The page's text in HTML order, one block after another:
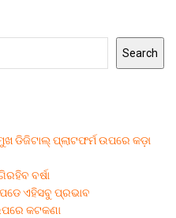
Search
ଡିଜିଟାଲ୍ ପ୍ଲାଟଫର୍ମ ଉପରେ କଡ଼ା
ବର୍ଷା
ପଡେ ଏହିସବୁ ପ୍ରଭାବ
କଟକଣା